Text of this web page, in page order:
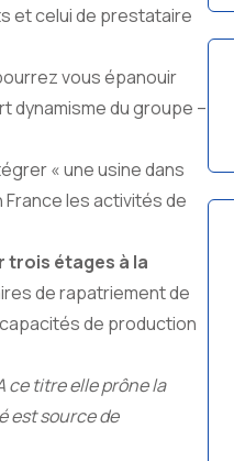
et celui de prestataire
vous épanouir
dynamisme du groupe –
« une usine dans
les activités de
trois étages à la
de rapatriement de
de production
ce titre elle prône la
est source de